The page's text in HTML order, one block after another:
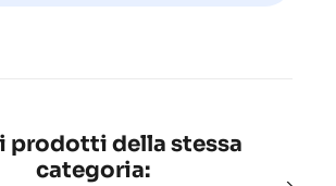
prodotti della stessa
categoria: